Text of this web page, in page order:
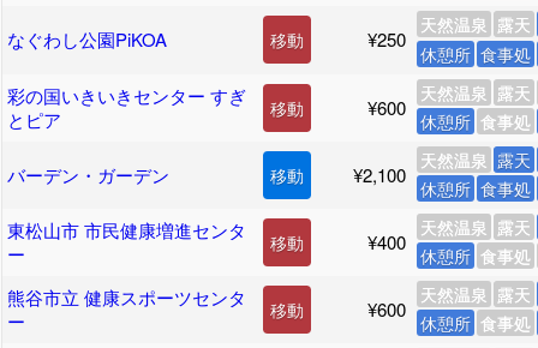
なぐわし公園PiKOA 移動 ¥250
天然温泉 露天
休憩所 食事処
彩の国いきいきセンター すぎ
とピア
移動 ¥600
天然温泉 露天
休憩所 食事処
バーデン・ガーデン 移動 ¥2,100
天然温泉 露天
休憩所 食事処
東松山市 市民健康増進センタ
ー
移動 ¥400
天然温泉 露天
休憩所 食事処
熊谷市立 健康スポーツセンタ
ー
移動 ¥600
天然温泉 露天
休憩所 食事処